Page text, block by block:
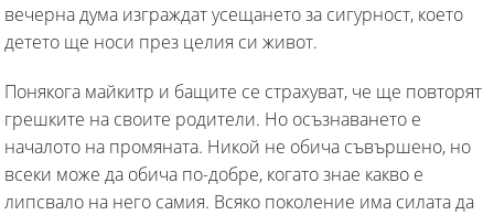
вечерна дума изграждат усещането за сигурност, което
детето ще носи през целия си живот.
Понякога майкитр и бащите се страхуват, че ще повторят
грешките на своите родители. Но осъзнаването е
началото на промяната. Никой не обича съвършено, но
всеки може да обича по-добре, когато знае какво е
липсвало на него самия. Всяко поколение има силата да